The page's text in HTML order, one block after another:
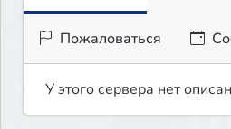
Пожаловаться
У этого сервера нет